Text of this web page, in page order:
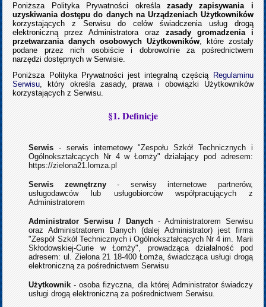
Poniższa Polityka Prywatności określa zasady zapisywania i
uzyskiwania dostępu do danych na Urządzeniach Użytkowników
korzystających z Serwisu do celów świadczenia usług drogą
elektroniczną przez Administratora oraz zasady gromadzenia i
przetwarzania danych osobowych Użytkowników, które zostały
podane przez nich osobiście i dobrowolnie za pośrednictwem
narzędzi dostępnych w Serwisie.
Poniższa Polityka Prywatności jest integralną częścią
Regulaminu
Serwisu , który określa zasady, prawa i obowiązki Użytkowników
korzystających z Serwisu.
§1. Definicje
Serwis - serwis internetowy "Zespołu Szkół Technicznych i
Ogólnokształcących Nr 4 w Łomży" działający pod adresem:
https://zielona21.lomza.pl
Serwis zewnętrzny- serwisy internetowe partnerów,
usługodawców lub usługobiorców współpracujących z
Administratorem
Administrator Serwisu / Danych- Administratorem Serwisu
oraz Administratorem Danych (dalej Administrator) jest firma
"Zespół Szkół Technicznych i Ogólnokształcących Nr 4 im. Marii
Skłodowskiej-Curie w Łomży", prowadząca działalność pod
adresem: ul. Zielona 21 18-400 Łomża, świadcząca usługi drogą
elektroniczną za pośrednictwem Serwisu
Użytkownik - osoba fizyczna, dla której Administrator świadczy
usługi drogą elektroniczną za pośrednictwem Serwisu.